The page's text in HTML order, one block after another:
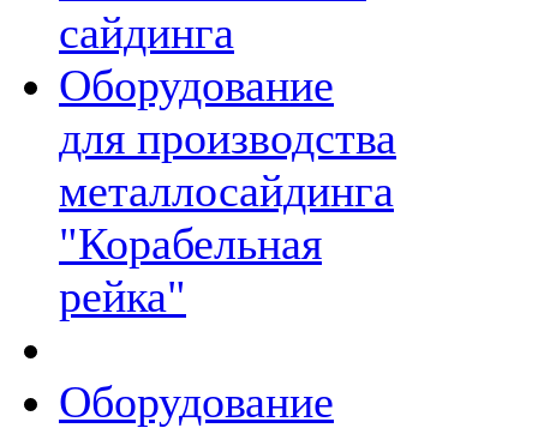
сайдинга
Оборудование
для производства
металлосайдинга
"Корабельная
рейка"
Оборудование